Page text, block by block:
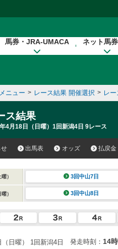
馬券・JRA-UMACA ネット馬
ニュー > レース結果 開催選択 > レ
ス結果
4月18日（日曜）1回新潟4日 9レース
出馬表 オッズ 払戻金
曜） 3回中山7日
曜） 3回中山8日
（日曜） 1回新潟4日 発走時刻： 14